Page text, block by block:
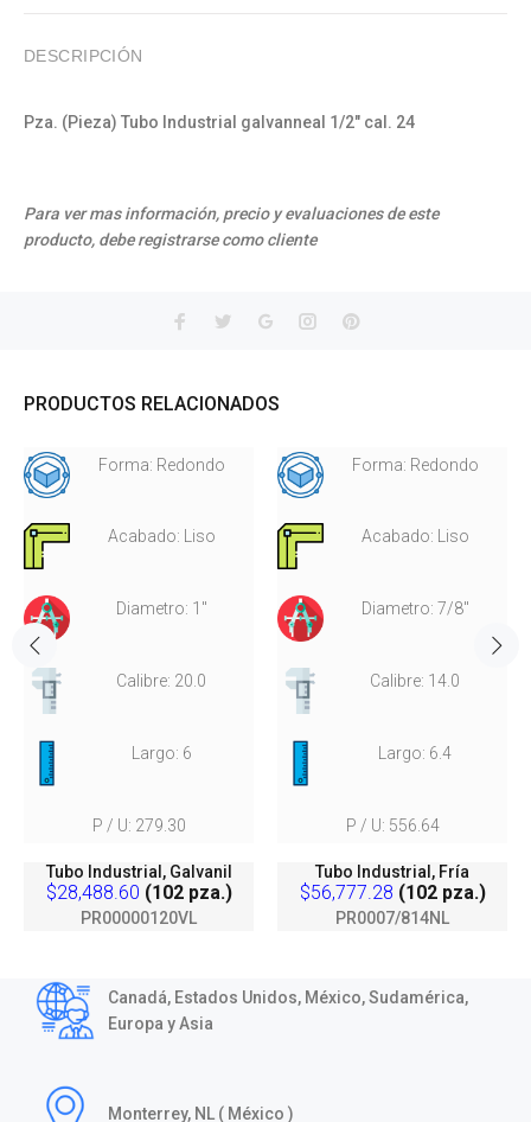
DESCRIPCIÓN
Pza. (Pieza) Tubo Industrial galvanneal 1/2" cal. 24
Para ver mas información, precio y evaluaciones de este
producto, debe registrarse como cliente
PRODUCTOS RELACIONADOS
Forma: Redondo
Acabado: Liso
Diametro: 1"
Calibre: 20.0
Largo: 6
P / U: 279.30
Tubo Industrial, Galvanil
$28,488.60 (102 pza.)
PR00000120VL
Forma: Redondo
Acabado: Liso
Diametro: 7/8"
Calibre: 14.0
Largo: 6.4
P / U: 556.64
Tubo Industrial, Fría
$56,777.28 (102 pza.)
PR0007/814NL
Canadá, Estados Unidos, México, Sudamérica,
Europa y Asia
Monterrey, NL ( México )